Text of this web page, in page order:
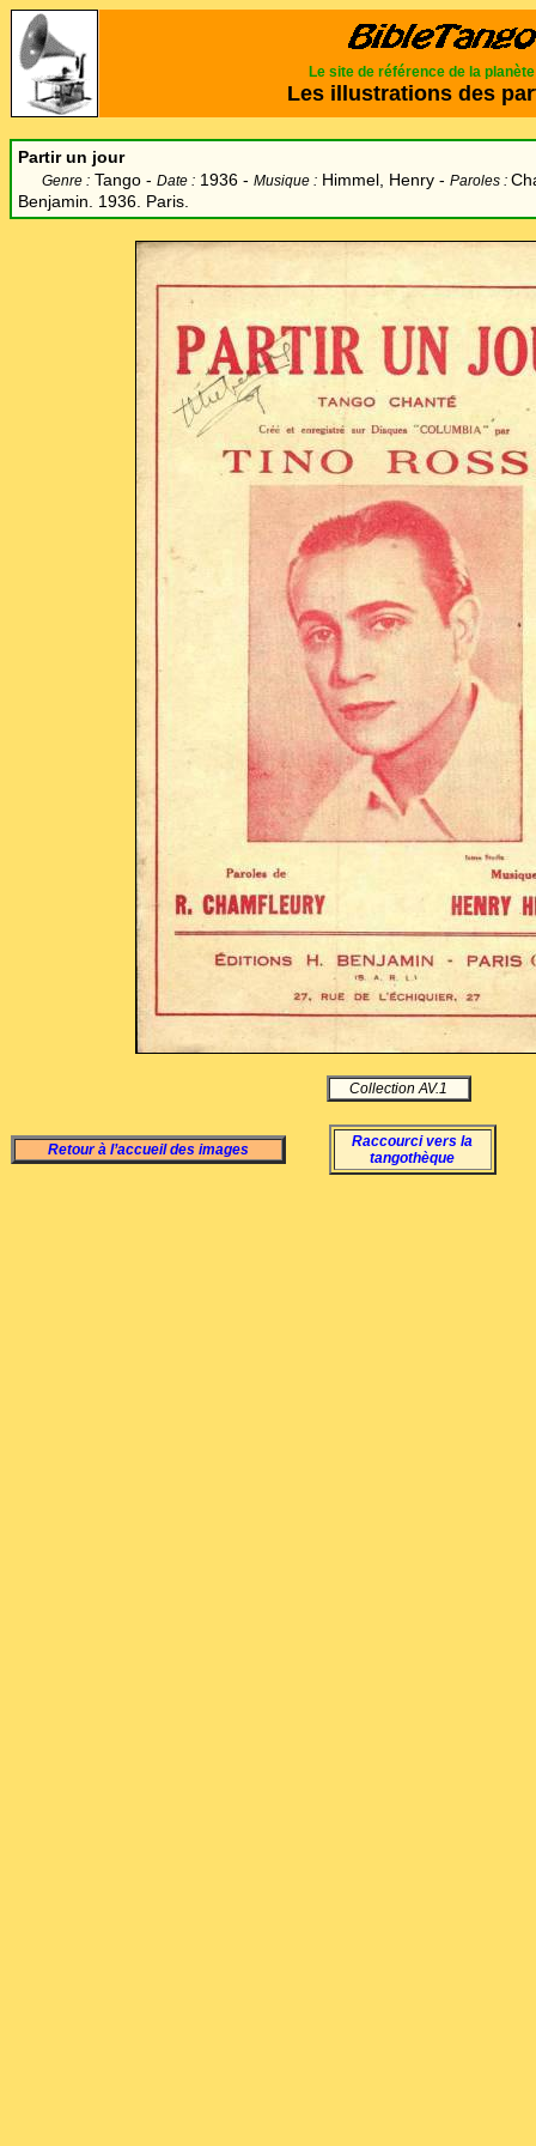
Le site de référence de la planète
Les illustrations des
Partir un jour
Genre : Tango - Date : 1936 - Musique : Himmel, Henry - Paroles :
Benjamin. 1936. Paris.
Collection AV.1
Retour à l’accueil des images
Raccourci vers la
tangothèque